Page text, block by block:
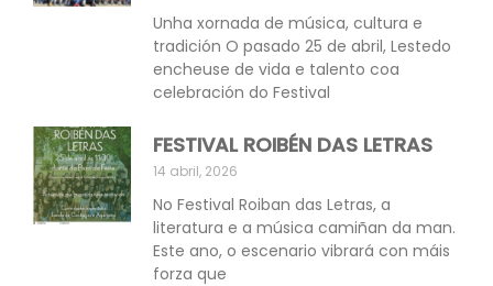
Unha xornada de música, cultura e
tradición O pasado 25 de abril, Lestedo
encheuse de vida e talento coa
celebración do Festival
FESTIVAL ROIBÉN DAS LETRAS
14 abril, 2026
No Festival Roiban das Letras, a
literatura e a música camiñan da man.
Este ano, o escenario vibrará con máis
forza que